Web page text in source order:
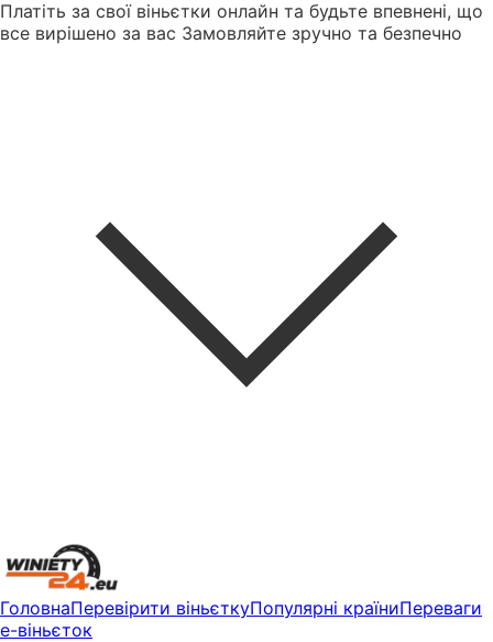
Платіть за свої віньєтки онлайн та будьте впевнені, що
все вирішено за вас Замовляйте зручно та безпечно
ГоловнаПеревірити віньєткуПопулярні країниПереваги
е-віньєток